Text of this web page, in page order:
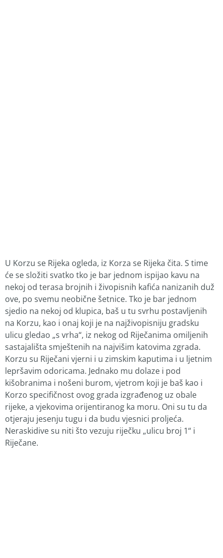
U Korzu se Rijeka ogleda, iz Korza se Rijeka čita. S time
će se složiti svatko tko je bar jednom ispijao kavu na
nekoj od terasa brojnih i živopisnih kafića nanizanih duž
ove, po svemu neobične šetnice. Tko je bar jednom
sjedio na nekoj od klupica, baš u tu svrhu postavljenih
na Korzu, kao i onaj koji je na najživopisniju gradsku
ulicu gledao „s vrha“, iz nekog od Riječanima omiljenih
sastajališta smještenih na najvišim katovima zgrada.
Korzu su Riječani vjerni i u zimskim kaputima i u ljetnim
lepršavim odoricama. Jednako mu dolaze i pod
kišobranima i nošeni burom, vjetrom koji je baš kao i
Korzo specifičnost ovog grada izgrađenog uz obale
rijeke, a vjekovima orijentiranog ka moru. Oni su tu da
otjeraju jesenju tugu i da budu vjesnici proljeća.
Neraskidive su niti što vezuju riječku „ulicu broj 1“ i
Riječane.